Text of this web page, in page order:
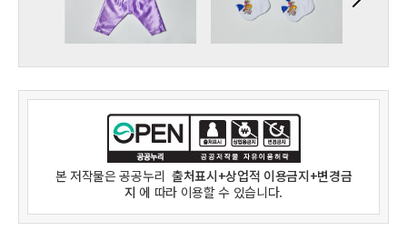
본 저작물은공공누리 출처표시+상업적 이용금지+변경금
지 에 따라 이용할 수 있습니다.